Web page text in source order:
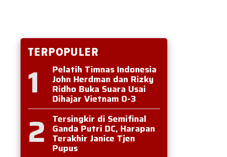
TERPOPULER
1 Pelatih Timnas Indonesia
John Herdman dan Rizky
Ridho Buka Suara Usai
Dihajar Vietnam 0-3
2 Tersingkir di Semifinal
Ganda Putri DC, Harapan
Terakhir Janice Tjen
Pupus